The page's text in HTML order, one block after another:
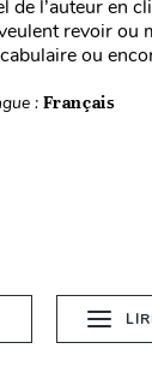
de l’auteur en
revoir
ou
:Français